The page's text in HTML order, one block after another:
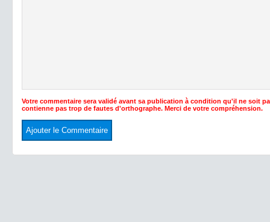
Votre commentaire sera validé avant sa publication à condition qu'il ne soit
contienne pas trop de fautes d'orthographe. Merci de votre compréhension.